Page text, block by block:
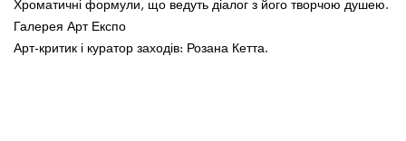
Хроматичні формули, що ведуть діалог з його творчою душею.
Галерея Арт Експо
Арт-критик і куратор заходів: Розана Кетта.